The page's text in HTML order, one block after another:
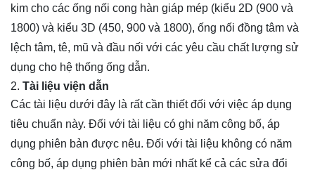
kim cho các ống nối cong hàn giáp mép (kiểu 2D (900 và
1800) và kiểu 3D (450, 900 và 1800), ống nối đồng tâm và
lệch tâm, tê, mũ và đầu nối với các yêu cầu chất lượng sử
dụng cho hệ thống ống dẫn.
Tài liệu viện dẫn
Các tài liệu dưới đây là rất cần thiết đối với việc áp dụng
tiêu chuẩn này. Đối với tài liệu có ghi năm công bố, áp
dụng phiên bản được nêu. Đối với tài liệu không có năm
công bố, áp dụng phiên bản mới nhất kể cả các sửa đổi